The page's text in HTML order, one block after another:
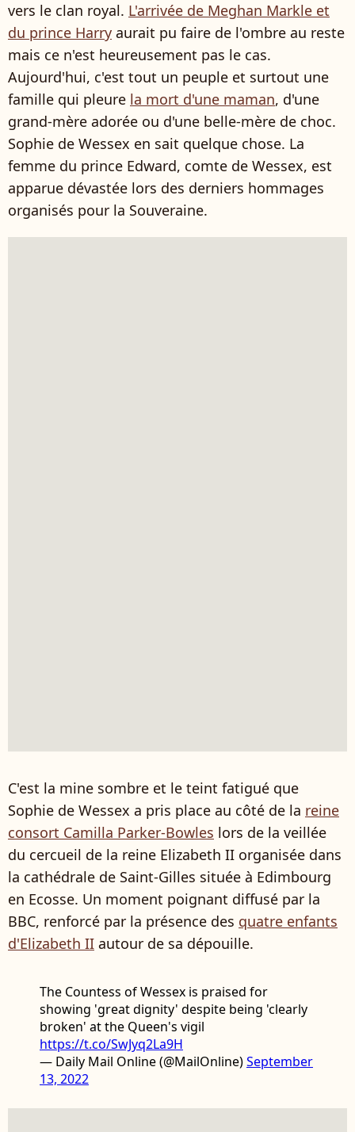
vers le clan royal. L'arrivée de Meghan Markle et
du prince Harry aurait pu faire de l'ombre au reste
mais ce n'est heureusement pas le cas.
Aujourd'hui, c'est tout un peuple et surtout une
famille qui pleure la mort d'une maman, d'une
grand-mère adorée ou d'une belle-mère de choc.
Sophie de Wessex en sait quelque chose. La
femme du prince Edward, comte de Wessex, est
apparue dévastée lors des derniers hommages
organisés pour la Souveraine.
C'est la mine sombre et le teint fatigué que
Sophie de Wessex a pris place au côté de la reine
consort Camilla Parker-Bowles lors de la veillée
du cercueil de la reine Elizabeth II organisée dans
la cathédrale de Saint-Gilles située à Edimbourg
en Ecosse. Un moment poignant diffusé par la
BBC, renforcé par la présence des quatre enfants
d'Elizabeth II autour de sa dépouille.
The Countess of Wessex is praised for
showing 'great dignity' despite being 'clearly
broken' at the Queen's vigil
https://t.co/SwJyq2La9H
— Daily Mail Online (@MailOnline)September
13, 2022